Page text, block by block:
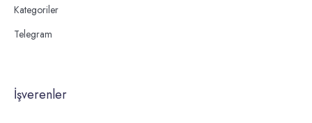
Kategoriler
Telegram
İşverenler